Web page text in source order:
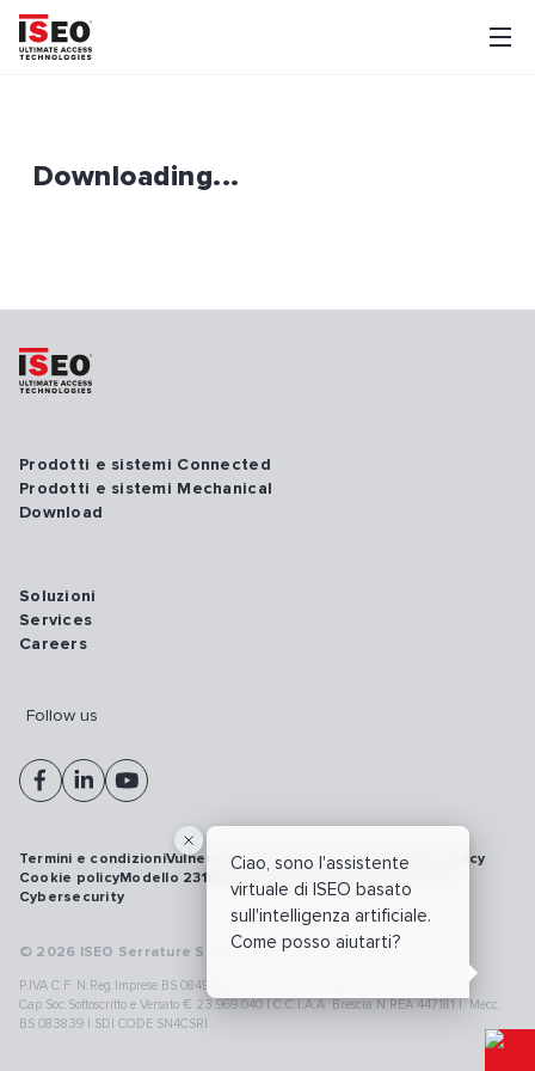
Downloading...
Ciao, sono l'assistente
virtuale di ISEO basato
sull'intelligenza artificiale.
Come posso aiutarti?
Prodotti e sistemi Connected
Prodotti e sistemi Mechanical
Download
Soluzioni
Services
Careers
Follow us
© 2026 ISEO Serrature S.p.A. All right reserved
P.IVA C.F. N.Reg.Imprese BS 08499190018 | Cap.Soc.Deliberato € 24.340.965 |
Cap.Soc.Sottoscritto e Versato € 23.969.040 | C.C.I.A.A. Brescia N.REA 447181 |. Mecc.
BS 083839 | SDI CODE SN4CSRI
Termini e condizioniVulnerability disclosure policyPrivacy policy
Cookie policyModello 231WhistleblowingRichiamo prodotti
Cybersecurity